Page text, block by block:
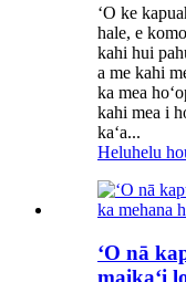
ʻO ke
hale, e
kahi hui
a me kahi
ka mea
kahi mea i
kaʻa...
Heluhelu
ʻO nā
maikaʻi